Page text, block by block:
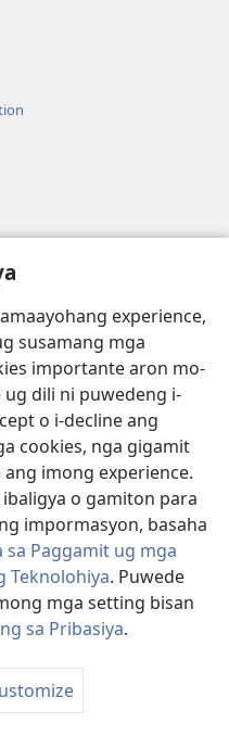
experience,
susamang mga
importante aron mo-
dili ni puwedeng i-
o i-decline ang
cookies, nga gigamit
imong experience.
o gamiton para
impormasyon, basaha
Paggamit ug mga
Teknolohiya. Puwede
mga setting bisan
sa Pribasiya.
Tract Society of Pennsylvania.
SA PRIBASIYA|